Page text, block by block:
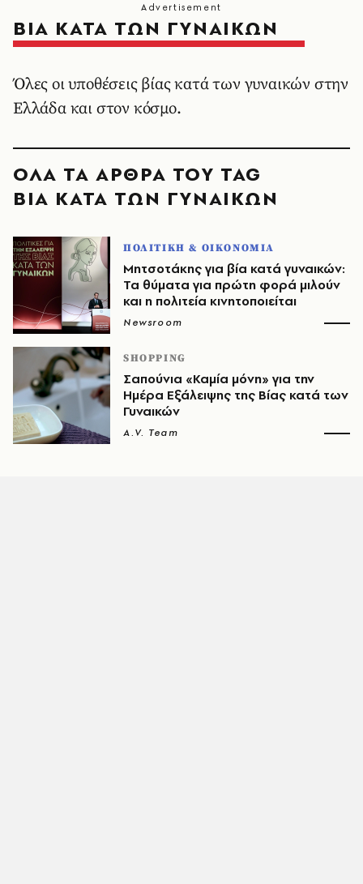
ΒΙΑ ΚΑΤΑ ΤΩΝ ΓΥΝΑΙΚΩΝ
Όλες οι υποθέσεις βίας κατά των γυναικών στην
Ελλάδα και στον κόσμο.
ΟΛΑ ΤΑ ΑΡΘΡΑ ΤΟΥ TAG
ΒΙΑ ΚΑΤΑ ΤΩΝ ΓΥΝΑΙΚΩΝ
ΠΟΛΙΤΙΚΗ & ΟΙΚΟΝΟΜΙΑ
Μητσοτάκης για βία κατά γυναικών:
Τα θύματα για πρώτη φορά μιλούν
και η πολιτεία κινητοποιείται
Newsroom
SHOPPING
Σαπούνια «Καμία μόνη» για την
Ημέρα Εξάλειψης της Βίας κατά των
Γυναικών
A.V. Team